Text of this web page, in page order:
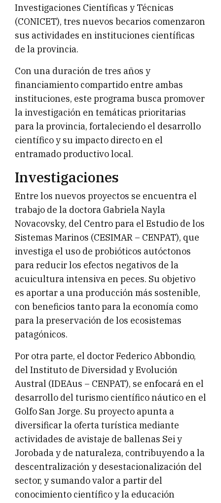
Investigaciones Científicas y Técnicas
(CONICET), tres nuevos becarios comenzaron
sus actividades en instituciones científicas
de la provincia.
Con una duración de tres años y
financiamiento compartido entre ambas
instituciones, este programa busca promover
la investigación en temáticas prioritarias
para la provincia, fortaleciendo el desarrollo
científico y su impacto directo en el
entramado productivo local.
Investigaciones
Entre los nuevos proyectos se encuentra el
trabajo de la doctora Gabriela Nayla
Novacovsky, del Centro para el Estudio de los
Sistemas Marinos (CESIMAR – CENPAT), que
investiga el uso de probióticos autóctonos
para reducir los efectos negativos de la
acuicultura intensiva en peces. Su objetivo
es aportar a una producción más sostenible,
con beneficios tanto para la economía como
para la preservación de los ecosistemas
patagónicos.
Por otra parte, el doctor Federico Abbondio,
del Instituto de Diversidad y Evolución
Austral (IDEAus – CENPAT), se enfocará en el
desarrollo del turismo científico náutico en el
Golfo San Jorge. Su proyecto apunta a
diversificar la oferta turística mediante
actividades de avistaje de ballenas Sei y
Jorobada y de naturaleza, contribuyendo a la
descentralización y desestacionalización del
sector, y sumando valor a partir del
conocimiento científico y la educación